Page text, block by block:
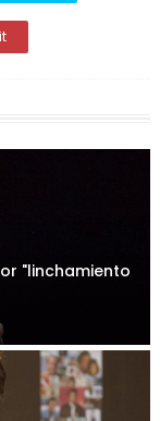
"linchamiento